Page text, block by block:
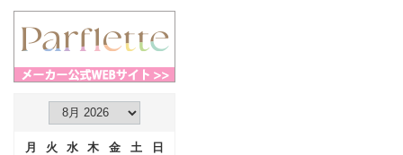
月 火 水 木 金 土
日